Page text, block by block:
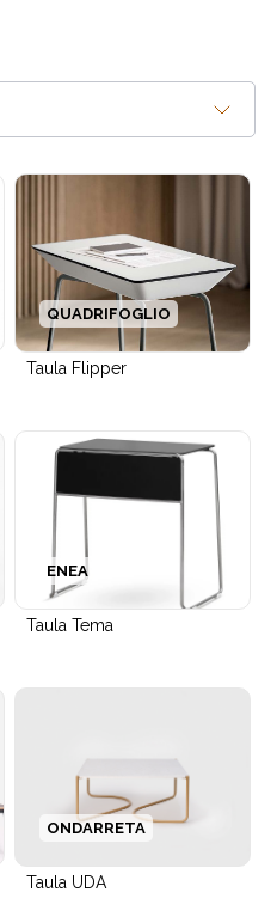
Taula Flipper
QUADRIFOGLIO
Taula Tema
ENEA
Taula UDA
ONDARRETA